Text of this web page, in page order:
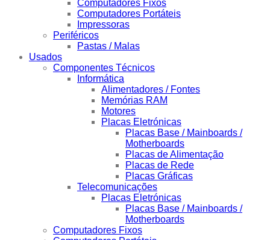
Computadores Fixos
Computadores Portáteis
Impressoras
Periféricos
Pastas / Malas
Usados
Componentes Técnicos
Informática
Alimentadores / Fontes
Memórias RAM
Motores
Placas Eletrónicas
Placas Base / Mainboards /
Motherboards
Placas de Alimentação
Placas de Rede
Placas Gráficas
Telecomunicações
Placas Eletrónicas
Placas Base / Mainboards /
Motherboards
Computadores Fixos